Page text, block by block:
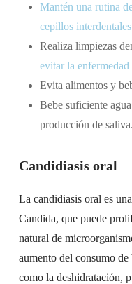
Mantén una rutina
cepillos interdentales
Realiza limpiezas
evitar la
Evita alimentos y
Bebe suficiente
producción de saliva.
Candidiasis oral
La candidiasis oral es
Candida, que puede
natural de
aumento del consumo de
como la deshidratación,